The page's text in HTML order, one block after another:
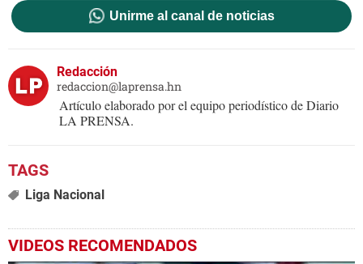
Unirme al canal de noticias
Redacción
redaccion@laprensa.hn
Artículo elaborado por el equipo periodístico de Diario
LA PRENSA.
Liga Nacional
VIDEOS RECOMENDADOS